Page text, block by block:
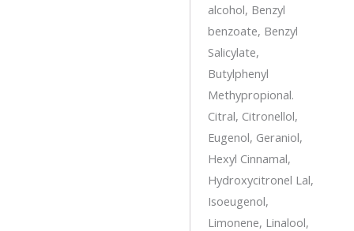
alcohol, Benzyl
benzoate, Benzyl
Salicylate,
Butylphenyl
Methypropional.
Citral, Citronellol,
Eugenol, Geraniol,
Hexyl Cinnamal,
Hydroxycitronel Lal,
Isoeugenol,
Limonene, Linalool,